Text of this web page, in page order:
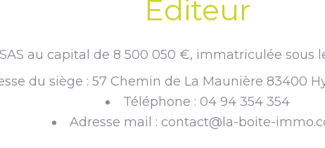
Éditeur
au capital de 8 500 050 €, immatriculée sous
du siège : 57 Chemin de La Maunière 83400
Téléphone : 04 94 354 354
Adresse mail : contact@la-boite-